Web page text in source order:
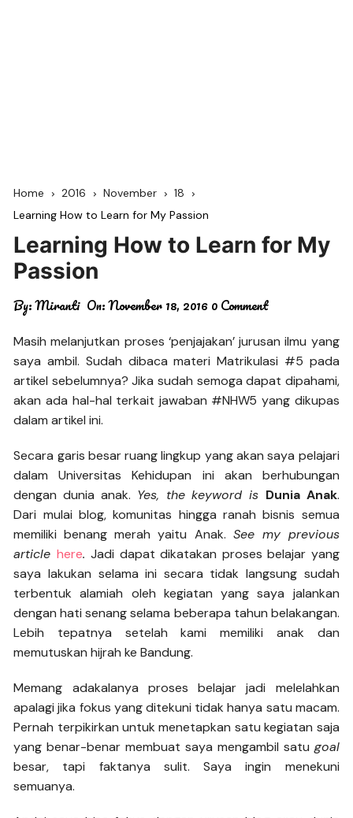
Home 2016 November
18
Learning How to Learn for My Passion
Learning How to Learn for My
Passion
By:Miranti On:November 18, 20160 Comment
Masih melanjutkan proses ‘penjajakan’ jurusan ilmu yang
saya ambil. Sudah dibaca materi Matrikulasi #5 pada
artikel sebelumnya? Jika sudah semoga dapat dipahami,
akan ada hal-hal terkait jawaban #NHW5 yang dikupas
dalam artikel ini.
Secara garis besar ruang lingkup yang akan saya pelajari
dalam Universitas Kehidupan ini akan berhubungan
dengan dunia anak. Yes, the keyword is Dunia Anak.
Dari mulai blog, komunitas hingga ranah bisnis semua
memiliki benang merah yaitu Anak. See my previous
article here.Jadi dapat dikatakan proses belajar yang
saya lakukan selama ini secara tidak langsung sudah
terbentuk alamiah oleh kegiatan yang saya jalankan
dengan hati senang selama beberapa tahun belakangan.
Lebih tepatnya setelah kami memiliki anak dan
memutuskan hijrah ke Bandung.
Memang adakalanya proses belajar jadi melelahkan
apalagi jika fokus yang ditekuni tidak hanya satu macam.
Pernah terpikirkan untuk menetapkan satu kegiatan saja
yang benar-benar membuat saya mengambil satu goal
besar, tapi faktanya sulit. Saya ingin menekuni
semuanya.